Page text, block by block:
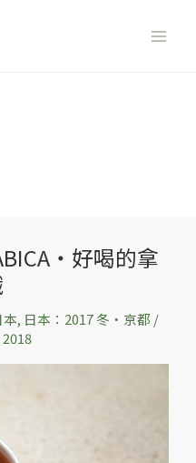
好喝的拿
, 日本：2017 冬‧京都 /